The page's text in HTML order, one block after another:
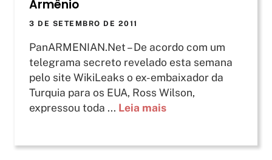
Armênio
3 DE SETEMBRO DE 2011
PanARMENIAN.Net – De acordo com um
telegrama secreto revelado esta semana
pelo site WikiLeaks o ex-embaixador da
Turquia para os EUA, Ross Wilson,
expressou toda ... Leia mais